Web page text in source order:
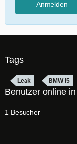
Anmelden
Tags
Leak BMW i5
Benutzer online
1 Besucher